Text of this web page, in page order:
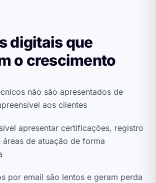
digitais que
o crescimento
não são apresentados de
aos clientes
apresentar certificações, registro
áreas de atuação de forma
por email são lentos e geram perda